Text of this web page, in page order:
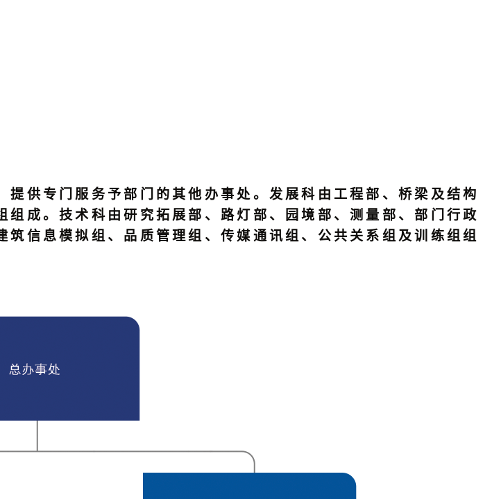
供专门服务予部门的其他办事处。发展科由工程部、桥梁及结构
成。技术科由研究拓展部、路灯部、园境部、测量部、部门行政
信息模拟组、品质管理组、传媒通讯组、公共关系组及训练组组